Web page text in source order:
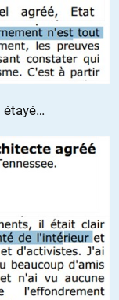
étayé…